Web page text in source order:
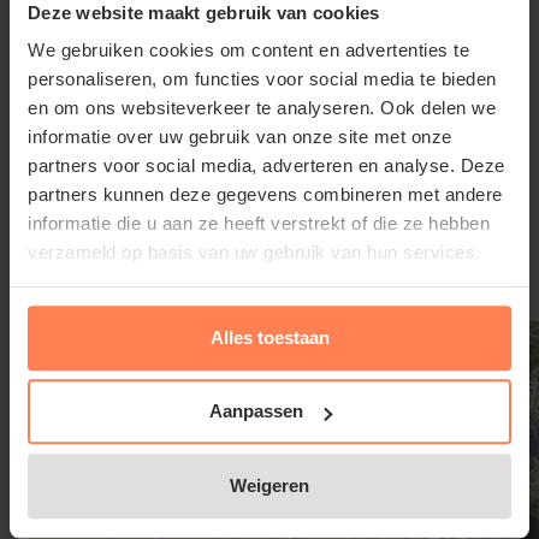
Deze website maakt gebruik van cookies
We gebruiken cookies om content en advertenties te
personaliseren, om functies voor social media te bieden
en om ons websiteverkeer te analyseren. Ook delen we
informatie over uw gebruik van onze site met onze
partners voor social media, adverteren en analyse. Deze
partners kunnen deze gegevens combineren met andere
informatie die u aan ze heeft verstrekt of die ze hebben
verzameld op basis van uw gebruik van hun services.
Alles toestaan
Aanpassen
Weigeren
bestuiving, omdat de bloem soms niet volledig
wordt bestoven wanneer insecten de nectar op deze
manier verkrijgen. Silene vulgaris is een belangrijke
waardplant voor de Silene dwergmot, die afhankelijk
is van deze plant voor zijn levenscyclus.
zijn eetbaar en werden historisch gebruikt in
salades en soepen. Silene vulgaris komt van nature
voor in heel Europa, van Noorwegen tot aan de
Middellandse Zee, en is ook geïntroduceerd in
Noord-Amerika. In Nederland is de plant inheems,
vooral in Limburg. Silene vulgaris groeit goed op
Lees meer
Gerelateerde producten